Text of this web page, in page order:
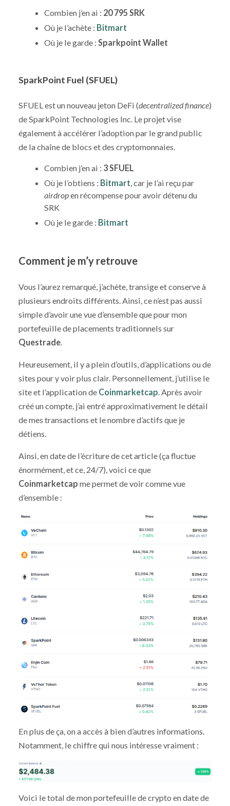
Combien j’en ai : 20 795 SRK
Où je l’achète : Bitmart
Où je le garde : Sparkpoint Wallet
SparkPoint Fuel (SFUEL)
SFUEL est un nouveau jeton DeFi (decentralized finance)
de SparkPoint Technologies Inc. Le projet vise
également à accélérer l’adoption par le grand public
de la chaîne de blocs et des cryptomonnaies.
Combien j’en ai : 3 SFUEL
Où je l’obtiens : Bitmart, car je l’ai reçu par
airdropen récompense pour avoir détenu du
SRK
Où je le garde : Bitmart
Comment je m’y retrouve
Vous l’aurez remarqué, j’achète, transige et conserve à
plusieurs endroits différents. Ainsi, ce n’est pas aussi
simple d’avoir une vue d’ensemble que pour mon
portefeuille de placements traditionnels sur
Questrade.
Heureusement, il y a plein d’outils, d’applications ou de
sites pour y voir plus clair. Personnellement, j’utilise le
site et l’application de Coinmarketcap. Après avoir
créé un compte, j’ai entré approximativement le détail
de mes transactions et le nombre d’actifs que je
détiens.
Ainsi, en date de l’écriture de cet article (ça fluctue
énormément, et ce, 24/7), voici ce que
Coinmarketcap me permet de voir comme vue
d’ensemble :
En plus de ça, on a accès à bien d’autres informations.
Notamment, le chiffre qui nous intéresse vraiment :
Voici le total de mon portefeuille de crypto en date de